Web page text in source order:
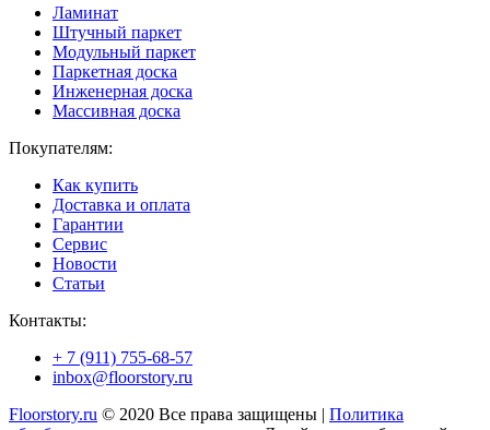
Ламинат
Штучный паркет
Модульный паркет
Паркетная доска
Инженерная доска
Массивная доска
Покупателям:
Как купить
Доставка и оплата
Гарантии
Сервис
Новости
Статьи
Контакты:
+ 7 (911) 755-68-57
inbox@floorstory.ru
Floorstory.ru © 2020 Все права защищены | Политика